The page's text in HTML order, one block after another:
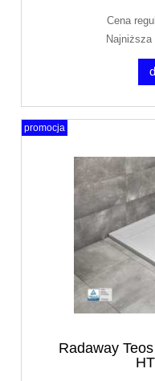
Cena
Radaway
promocja